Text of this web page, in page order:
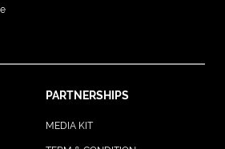
PARTNERSHIPS
MEDIA KIT